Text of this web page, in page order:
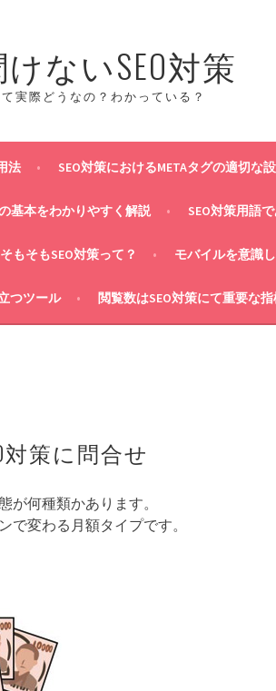
ないSEO対策
実際どうなの？わかっている？
法 SEO対策におけるMETAタグの適切な
基本をわかりやすく解説 SEO対策用語
そもそもSEO対策って？ モバイルを意識
つツール 閲覧数はSEO対策にて重要な
策に問合せ
が何種類かあります。
で変わる月額タイプです。